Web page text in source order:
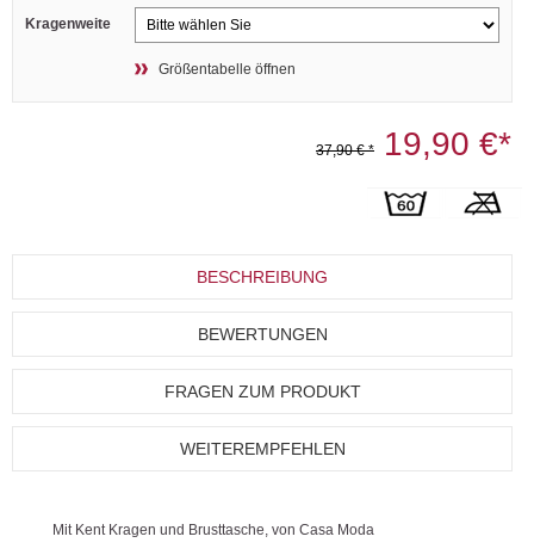
Kragenweite
Größentabelle öffnen
37,90 € * 19,90 €*
BESCHREIBUNG
BEWERTUNGEN
FRAGEN ZUM PRODUKT
WEITEREMPFEHLEN
Mit Kent Kragen und Brusttasche, von Casa Moda